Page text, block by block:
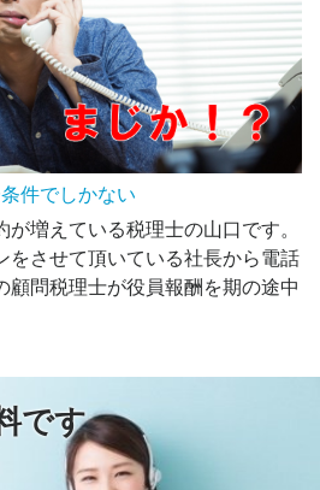
件でしかない
増えている税理士の山口です。
をさせて頂いている社長から電話
顧問税理士が役員報酬を期の途中
です